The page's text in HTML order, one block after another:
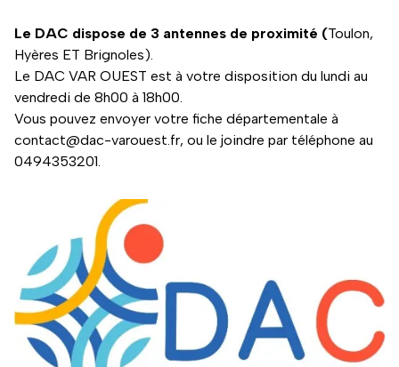
Le DAC dispose de 3 antennes de proximité (Toulon,
Hyères ET Brignoles).
Le DAC VAR OUEST est à votre disposition du lundi au
vendredi de 8h00 à 18h00.
Vous pouvez envoyer votre fiche départementale à
contact@dac-varouest.fr, ou le joindre par téléphone au
0494353201.